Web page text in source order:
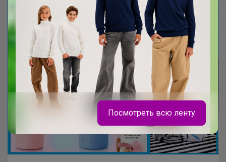
Леныра
Посмотреть всю ленту